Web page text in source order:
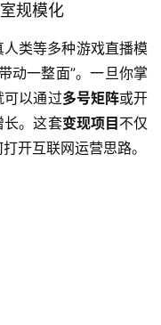
规模化
类等多种游戏直播模
动一整面”。一旦你掌
可以通过多号矩阵或开
长。这套变现项目 不仅
开互联网运营思路。